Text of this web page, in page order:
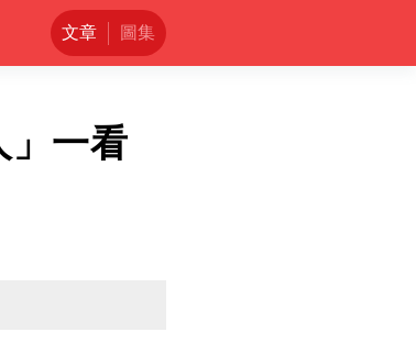
文章 圖集
」一看